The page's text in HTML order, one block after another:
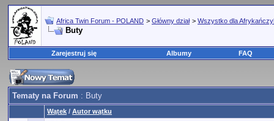
Africa Twin Forum - POLAND > Główny dział > Wszystko dla
Buty
Zarejestruj się Albumy FAQ
Tematy na Forum : Buty
Wątek / Autor wątku